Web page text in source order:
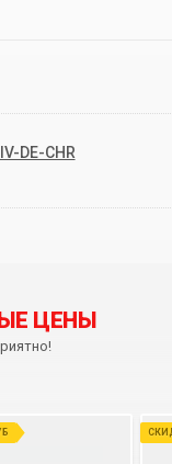
DE-CHR
ЦЕНЫ